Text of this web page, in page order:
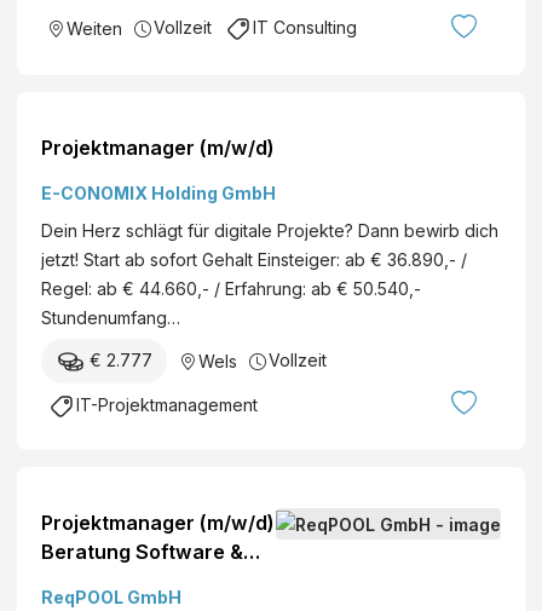
Weiten Vollzeit IT Consulting
Projektmanager (m/w/d)
E-CONOMIX Holding GmbH
Dein Herz schlägt für digitale Projekte? Dann bewirb dich
jetzt! Start ab sofort Gehalt Einsteiger: ab € 36.890,- /
Regel: ab € 44.660,- / Erfahrung: ab € 50.540,-
Stundenumfang…
€ 2.777 Wels Vollzeit
IT-Projektmanagement
Projektmanager (m/w/d)
Beratung Software &
ReqPOOL GmbH